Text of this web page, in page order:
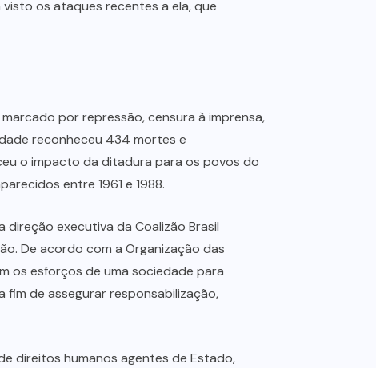
os ataques recentes a ela, que
por repressão, censura à imprensa,
reconheceu 434 mortes e
o impacto da ditadura para os povos do
entre 1961 e 1988.
executiva da Coalizão Brasil
De acordo com a Organização das
os esforços de uma sociedade para
fim de assegurar responsabilização,
direitos humanos agentes de Estado,